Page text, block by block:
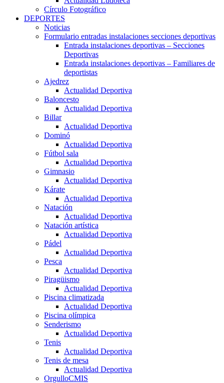
Círculo Fotográfico
DEPORTES
Noticias
Formulario entradas instalaciones secciones deportivas
Entrada instalaciones deportivas – Secciones
Deportivas
Entrada instalaciones deportivas – Familiares de
deportistas
Ajedrez
Actualidad Deportiva
Baloncesto
Actualidad Deportiva
Billar
Actualidad Deportiva
Dominó
Actualidad Deportiva
Fútbol sala
Actualidad Deportiva
Gimnasio
Actualidad Deportiva
Kárate
Actualidad Deportiva
Natación
Actualidad Deportiva
Natación artística
Actualidad Deportiva
Pádel
Actualidad Deportiva
Pesca
Actualidad Deportiva
Piragüismo
Actualidad Deportiva
Piscina climatizada
Actualidad Deportiva
Piscina olímpica
Senderismo
Actualidad Deportiva
Tenis
Actualidad Deportiva
Tenis de mesa
Actualidad Deportiva
OrgulloCMIS